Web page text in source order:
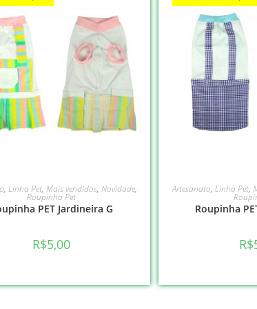
VER OPÇÕES
, Linha Pet, Mais vendidos, Novidade,
Roupinha Pet
PET Jardineira G
R$5,00
VER
Artesanato, Linha Pet,
Roupinha
R$